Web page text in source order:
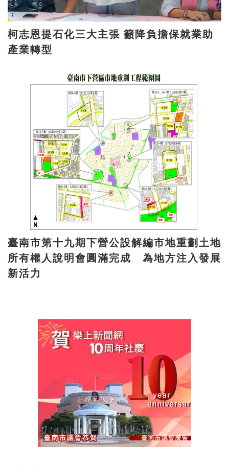
柯志恩提石化三大主張 籲降負擔保就業助
產業轉型
臺南市第十九期下營公設解編市地重劃土地
所有權人說明會圓滿完成 為地方注入發展
新活力